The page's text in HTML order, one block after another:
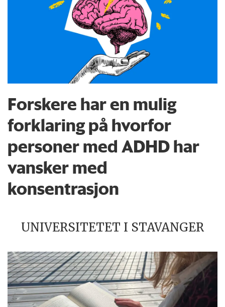
Forskere har en mulig
forklaring på hvorfor
personer med ADHD har
vansker med
konsentrasjon
UNIVERSITETET I STAVANGER